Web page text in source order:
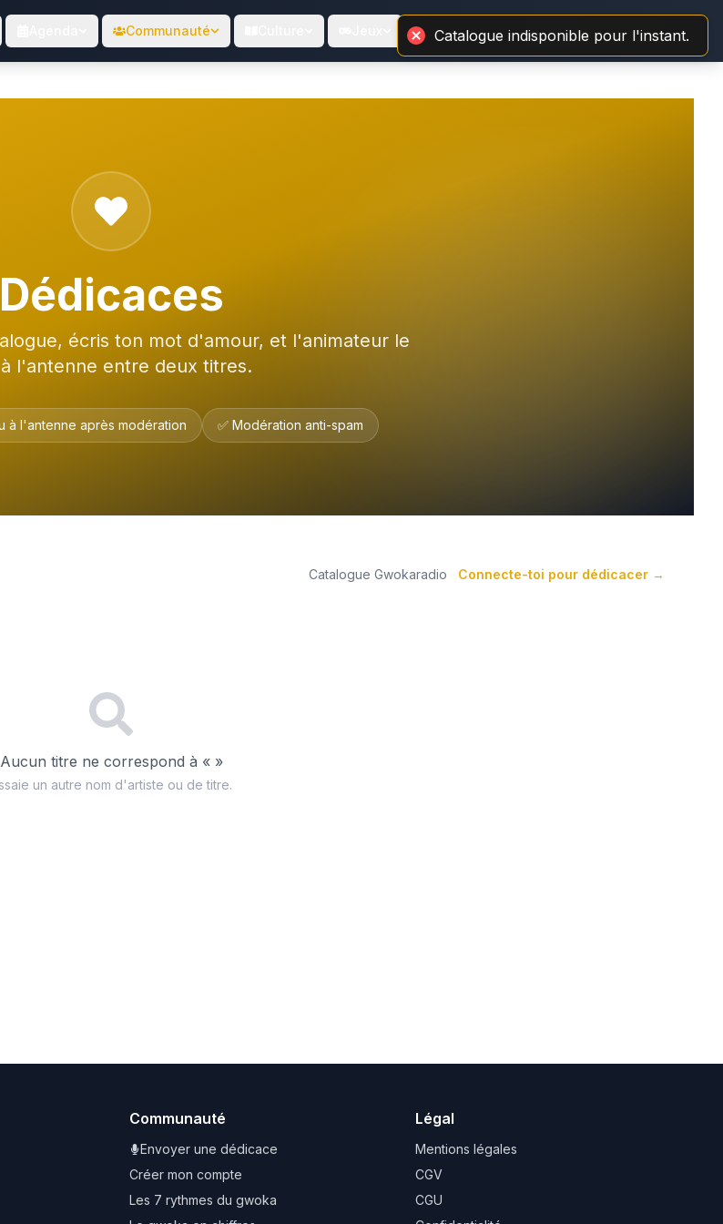
Communauté ⌘K Connexion
Dédicaces
écris ton mot d'amour, et l'animateur le
l'antenne entre deux titres.
à l'antenne après modération ✅ Modération anti-spam
Catalogue Gwokaradio Connecte-toi pour dédicacer →
Aucun titre ne correspond à « »
un autre nom d'artiste ou de titre.
Communauté
Envoyer une dédicace
Créer mon compte
Les 7 rythmes du gwoka
Légal
Mentions légales
CGV
CGU